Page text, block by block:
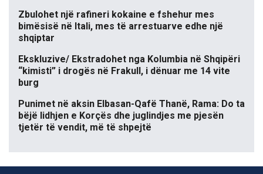
Zbulohet një rafineri kokaine e fshehur mes
bimësisë në Itali, mes të arrestuarve edhe një
shqiptar
Ekskluzive/ Ekstradohet nga Kolumbia në Shqipëri
“kimisti” i drogës në Frakull, i dënuar me 14 vite
burg
Punimet në aksin Elbasan-Qafë Thanë, Rama: Do ta
bëjë lidhjen e Korçës dhe juglindjes me pjesën
tjetër të vendit, më të shpejtë